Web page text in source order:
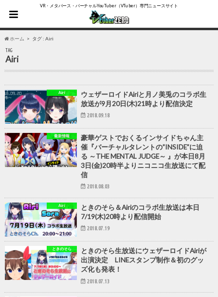
VR・メタバース・バーチャルYouTuber（VTuber）専門ニュースサイト
ホーム タグ : Airi
TAG
Airi
Airi
ウェザーロイドAiriと月ノ美兎のコラボ生
放送が9月20日(木)21時より配信決定
2018.09.18
最新情報
豪華ゲストでおくるインサイドちゃん主
催『バーチャルタレントの”INSIDE”に迫
る ～THE MENTAL JUDGE～ 』が本日8月
3日(金)20時半よりニコニコ生放送にて配
信
2018.08.03
Airi
ときのそら＆Airiのコラボ生放送は本日
7/19(木)20時より配信開始
2018.07.19
ときのそら
ときのそら生放送にウェザーロイドAiriが
出演決定 LINEスタンプ制作＆初のグッ
ズ化も発表！
2018.07.13